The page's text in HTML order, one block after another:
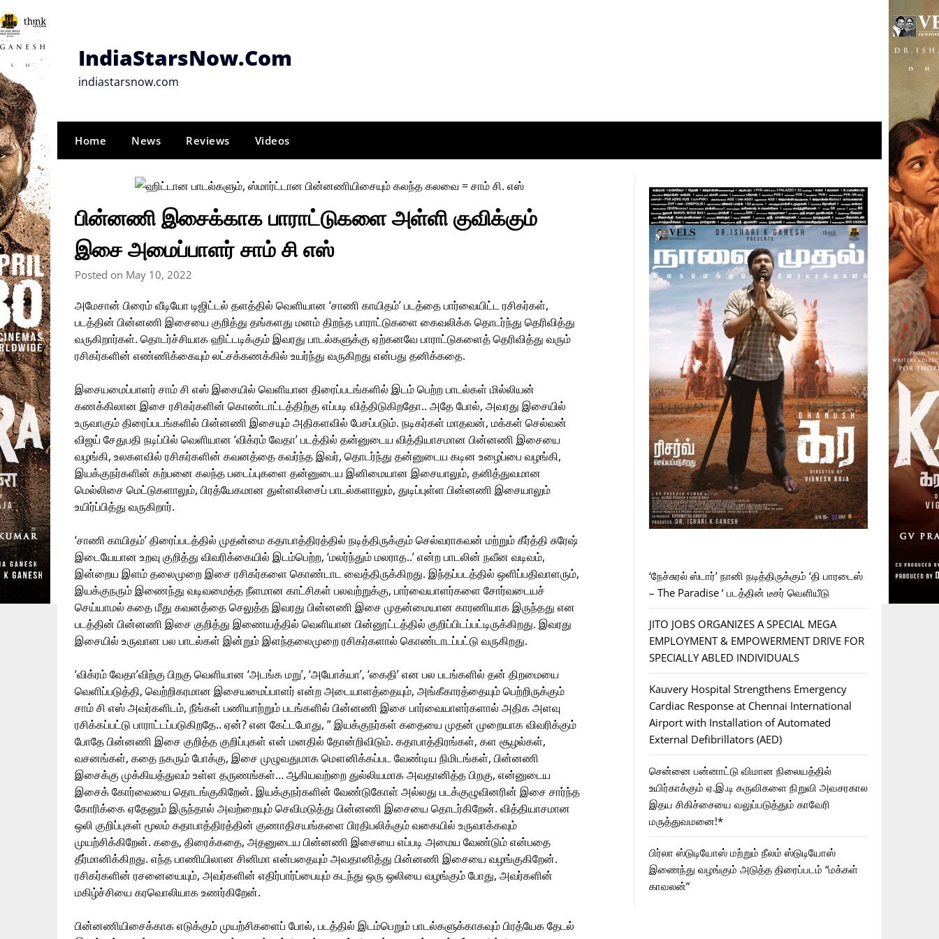
Skip
to
content
IndiaStarsNow.Com
indiastarsnow.com
Home News Reviews Videos
பின்னணி இசைக்காக பாராட்டுகளை அள்ளி குவிக்கும்
இசை அமைப்பாளர் சாம் சி எஸ்
Posted on May 10, 2022
அமேசான் பிரைம் வீடியோ டிஜிட்டல் தளத்தில் வெளியான ‘சாணி காயிதம்’ படத்தை பார்வையிட்ட ரசிகர்கள்,
படத்தின் பின்னணி இசையை குறித்து தங்களது மனம் திறந்த பாராட்டுகளை கைவலிக்க தொடர்ந்து தெரிவித்து
வருகிறார்கள். தொடர்ச்சியாக ஹிட்டடிக்கும் இவரது பாடல்களுக்கு ஏற்கனவே பாராட்டுகளைத் தெரிவித்து வரும்
ரசிகர்களின் எண்ணிக்கையும் லட்சக்கணக்கில் உயர்ந்து வருகிறது என்பது தனிக்கதை.
இசையமைப்பாளர் சாம் சி எஸ் இசையில் வெளியான திரைப்படங்களில் இடம் பெற்ற பாடல்கள் மில்லியன்
கணக்கிலான இசை ரசிகர்களின் கொண்டாட்டத்திற்கு எப்படி வித்திடுகிறதோ.. அதே போல், அவரது இசையில்
உருவாகும் திரைப்படங்களில் பின்னணி இசையும் அதிகளவில் பேசப்படும். நடிகர்கள் மாதவன், மக்கள் செல்வன்
விஜய் சேதுபதி நடிப்பில் வெளியான ‘விக்ரம் வேதா’ படத்தில் தன்னுடைய வித்தியாசமான பின்னணி இசையை
வழங்கி, உலகளவில் ரசிகர்களின் கவனத்தை கவர்ந்த இவர், தொடர்ந்து தன்னுடைய கடின உழைப்பை வழங்கி,
இயக்குநர்களின் கற்பனை கலந்த படைப்புகளை தன்னுடைய இனிமையான இசையாலும், தனித்துவமான
மெல்லிசை மெட்டுகளாலும், பிரத்யேகமான துள்ளலிசைப் பாடல்களாலும், துடிப்புள்ள பின்னணி இசையாலும்
உயிர்ப்பித்து வருகிறார்.
‘சாணி காயிதம்’ திரைப்படத்தில் முதன்மை கதாபாத்திரத்தில் நடித்திருக்கும் செல்வராகவன் மற்றும் கீர்த்தி சுரேஷ்
இடையேயான உறவு குறித்து விவரிக்கையில் இடம்பெற்ற, ‘மலர்ந்தும் மலராத..’ என்ற பாடலின் நவீன வடிவம்,
இன்றைய இளம் தலைமுறை இசை ரசிகர்களை கொண்டாட வைத்திருக்கிறது. இந்தப்படத்தில் ஒளிப்பதிவாளரும்,
இயக்குநரும் இணைந்து வடிவமைத்த நீளமான காட்சிகள் பலவற்றுக்கு, பார்வையாளர்களை சோர்வடையச்
செய்யாமல் கதை மீது கவனத்தை செலுத்த இவரது பின்னணி இசை முதன்மையான காரணியாக இருந்தது என
படத்தின் பின்னணி இசை குறித்து இணையத்தில் வெளியான பின்னூட்டத்தில் குறிப்பிடப்பட்டிருக்கிறது. இவரது
இசையில் உருவான பல பாடல்கள் இன்றும் இளந்தலைமுறை ரசிகர்களால் கொண்டாடப்பட்டு வருகிறது.
‘விக்ரம் வேதா’விற்கு பிறகு வெளியான ‘அடங்க மறு’, ‘அயோக்யா’, ‘கைதி’ என பல படங்களில் தன் திறமையை
வெளிப்படுத்தி, வெற்றிகரமான இசையமைப்பாளர் என்ற அடையாளத்தையும், அங்கீகாரத்தையும் பெற்றிருக்கும்
சாம் சி எஸ் அவர்களிடம், நீங்கள் பணியாற்றும் படங்களில் பின்னணி இசை பார்வையாளர்களால் அதிக அளவு
ரசிக்கப்பட்டு பாராட்டப்படுகிறதே.. ஏன்? என கேட்டபோது, ” இயக்குநர்கள் கதையை முதன் முறையாக விவரிக்கும்
போதே பின்னணி இசை குறித்த குறிப்புகள் என் மனதில் தோன்றிவிடும். கதாபாத்திரங்கள், கள சூழல்கள்,
வசனங்கள், கதை நகரும் போக்கு, இசை முழுவதுமாக மௌனிக்கப்பட வேண்டிய நிமிடங்கள், பின்னணி
இசைக்கு முக்கியத்துவம் உள்ள தருணங்கள்… ஆகியவற்றை துல்லியமாக அவதானித்த பிறகு, என்னுடைய
இசைக் கோர்வையை தொடங்குகிறேன். இயக்குநர்களின் வேண்டுகோள் அல்லது படக்குழுவினரின் இசை சார்ந்த
கோரிக்கை ஏதேனும் இருந்தால் அவற்றையும் செவிமடுத்து பின்னணி இசையை தொடர்கிறேன். வித்தியாசமான
ஒலி குறிப்புகள் மூலம் கதாபாத்திரத்தின் குணாதிசயங்களை பிரதிபலிக்கும் வகையில் உருவாக்கவும்
முயற்சிக்கிறேன். கதை, திரைக்கதை, அதனுடைய பின்னணி இசையை எப்படி அமைய வேண்டும் என்பதை
தீர்மானிக்கிறது. எந்த பாணியிலான சினிமா என்பதையும் அவதானித்து பின்னணி இசையை வழங்குகிறேன்.
ரசிகர்களின் ரசனையையும், அவர்களின் எதிர்பார்ப்பையும் கடந்து ஒரு ஒலியை வழங்கும் போது, அவர்களின்
மகிழ்ச்சியை கரவொலியாக உணர்கிறேன்.
பின்னணியிசைக்காக எடுக்கும் முயற்சிகளைப் போல், படத்தில் இடம்பெறும் பாடல்களுக்காகவும் பிரத்யேக தேடல்
‘நேச்சுரல் ஸ்டார்’ நானி நடித்திருக்கும் ‘தி பாரடைஸ்
– The Paradise ‘ படத்தின் டீசர் வெளியீடு
JITO JOBS ORGANIZES A SPECIAL MEGA
EMPLOYMENT & EMPOWERMENT DRIVE FOR
SPECIALLY ABLED INDIVIDUALS
Kauvery Hospital Strengthens Emergency
Cardiac Response at Chennai International
Airport with Installation of Automated
External Defibrillators (AED)
சென்னை பன்னாட்டு விமான நிலையத்தில்
உயிர்காக்கும் ஏ.இ.டி கருவிகளை நிறுவி அவசரகால
இதய சிகிச்சையை வலுப்படுத்தும் காவேரி
மருத்துவமனை!*
பிர்லா ஸ்டுடியோஸ் மற்றும் நீலம் ஸ்டுடியோஸ்
இணைந்து வழங்கும் அடுத்த திரைப்படம் “மக்கள்
காவலன்”